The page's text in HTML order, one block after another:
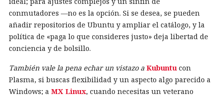
conmutadores —no es la opción. Si se desea, se pueden
añadir repositorios de Ubuntu y ampliar el catálogo, y la
política de «paga lo que consideres justo» deja libertad de
conciencia y de bolsillo.
También vale la pena echar un vistazo a Kubuntu con
Plasma, si buscas flexibilidad y un aspecto algo parecido a
Windows; a MX Linux, cuando necesitas un veterano